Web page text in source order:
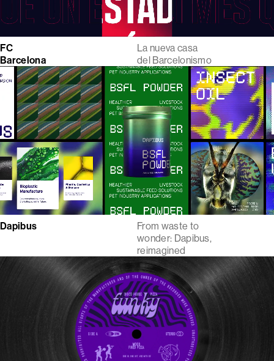
FC
Barcelona
La nueva casa
del Barcelonismo
Dapibus
From waste to
wonder: Dapibus,
reimagined